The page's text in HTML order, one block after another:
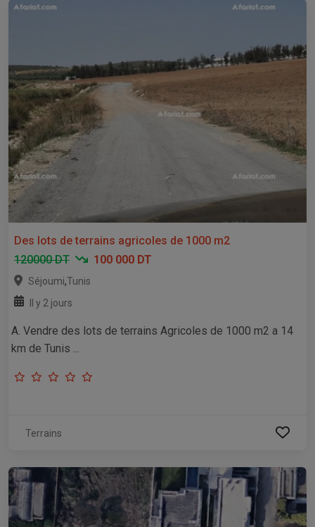
Des lots de terrains agricoles de 1000 m2
120000 DT
100 000 DT
Séjoumi,Tunis
Il y 2 jours
A. Vendre des lots de terrains Agricoles de 1000 m2 a 14
km de Tunis ...
Terrains